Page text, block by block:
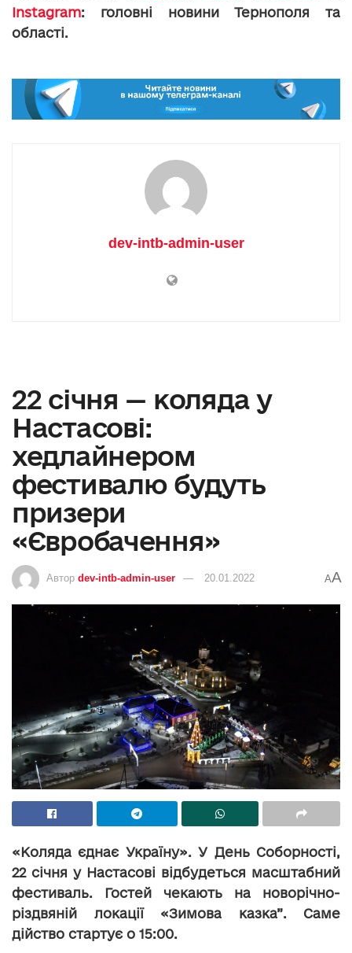
Instagram: головні новини Тернополя та
області.
dev-intb-admin-user
22 січня — коляда у
Настасові:
хедлайнером
фестивалю будуть
призери
«Євробачення»
Автор dev-intb-admin-user 20.01.2022 AA
«Коляда єднає Україну». У День Соборності,
22 січня у Настасові відбудеться масштабний
фестиваль. Гостей чекають на новорічно-
різдвяній локації «Зимова казка”. Саме
дійство стартує о 15:00.